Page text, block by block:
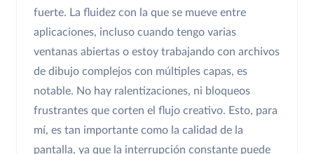
fuerte. La fluidez con la que se mueve entre
aplicaciones, incluso cuando tengo varias
ventanas abiertas o estoy trabajando con archivos
de dibujo complejos con múltiples capas, es
notable. No hay ralentizaciones, ni bloqueos
frustrantes que corten el flujo creativo. Esto, para
mí, es tan importante como la calidad de la
pantalla, ya que la interrupción constante puede